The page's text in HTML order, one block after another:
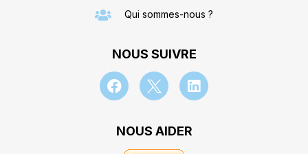
Qui sommes-nous ?
NOUS SUIVRE
NOUS AIDER